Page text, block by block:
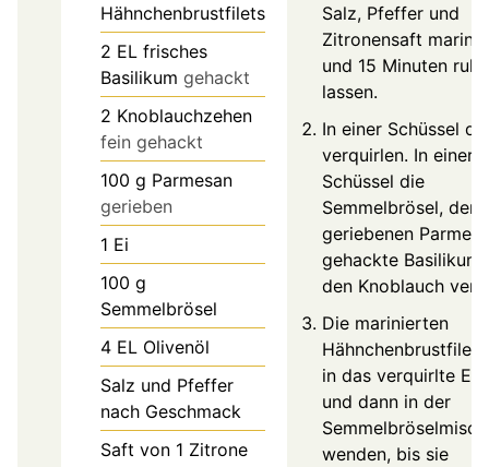
Hähnchenbrustfilets
2 EL frisches
Basilikum gehackt
2 Knoblauchzehen
fein gehackt
100 g Parmesan
gerieben
1 Ei
100 g
Semmelbrösel
4 EL Olivenöl
Salz und Pfeffer
nach Geschmack
Saft von 1 Zitrone
Salz, Pfeffer und
Zitronensaft
und 15 Minuten
lassen.
In einer Schüssel
verquirlen. In einer
Schüssel die
Semmelbrösel, den
geriebenen
gehackte Basilikum
den Knoblauch
Die marinierten
in das verquirlte Ei
und dann in der
wenden, bis sie